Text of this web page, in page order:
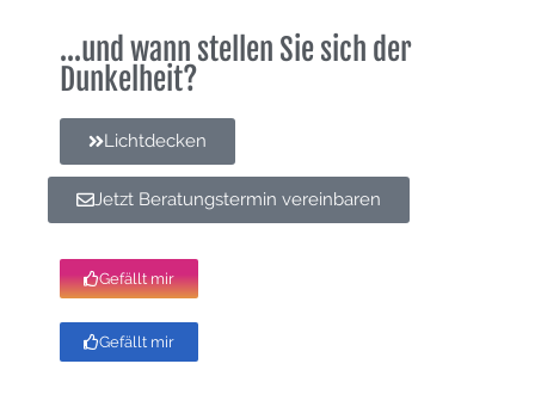
...und wann stellen Sie sich der
Dunkelheit?
Lichtdecken
Jetzt Beratungstermin vereinbaren
Gefällt mir
Gefällt mir